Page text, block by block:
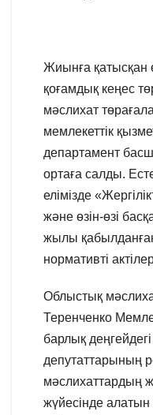
Жиынға қатысқан
қоғамдық кеңес
мәслихат
мемлекеттік
департамент
ортаға салды.
елімізде
және өзін-өзі
жылы
нормативті
Облыстық
Теренченко
барлық
депутаттарының
мәслихаттардың
жүйесінде